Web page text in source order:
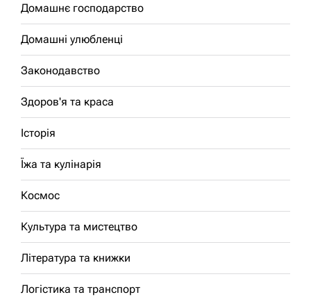
Домашнє господарство
Домашні улюбленці
Законодавство
Здоров'я та краса
Історія
Їжа та кулінарія
Космос
Культура та мистецтво
Література та книжки
Логістика та транспорт